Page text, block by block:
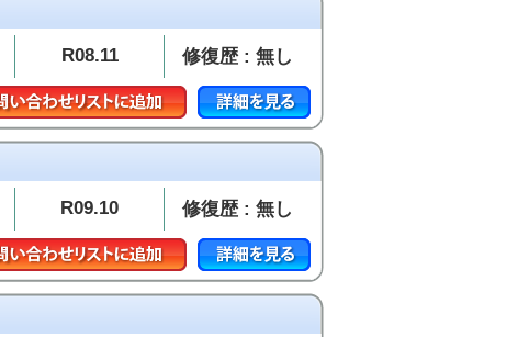
R08.11 修復歴 : 無し
R09.10 修復歴 : 無し